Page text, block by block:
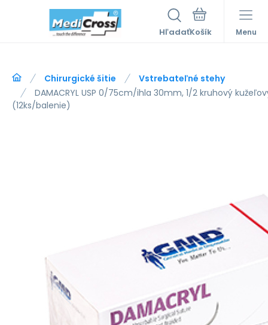
Hľadať Menu
Chirurgické šitie
Vstrebateľné stehy
DAMACRYL USP 0/75cm/ihla 30mm, 1/2 kruhový
(12ks/balenie)